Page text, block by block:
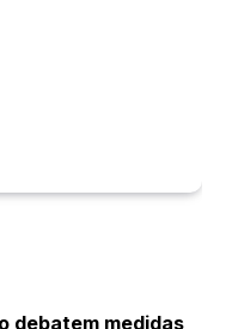
debatem medidas